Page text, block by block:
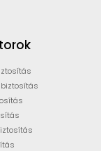
biztosítás